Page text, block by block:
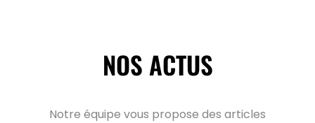
NOS ACTUS
Notre équipe vous propose des articles